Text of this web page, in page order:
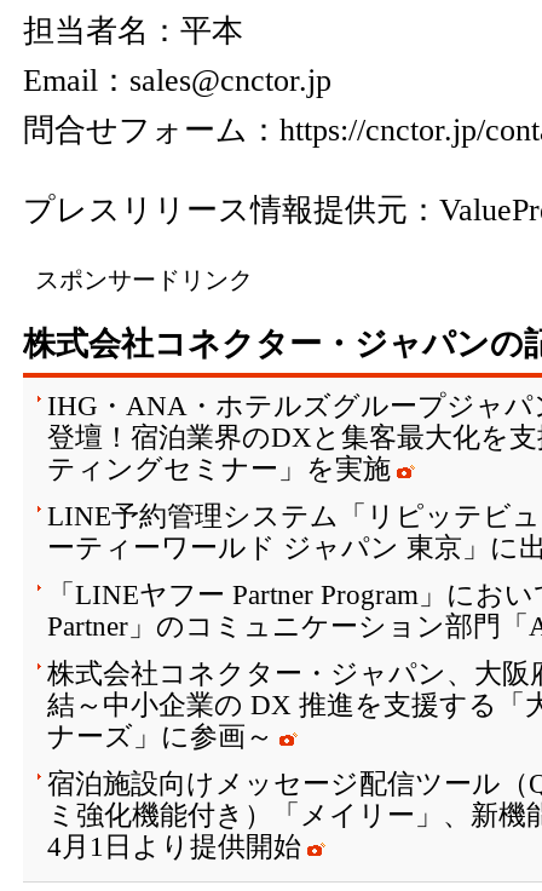
担当者名：平本
Email：sales@cnctor.jp
問合せフォーム： https://cnctor.jp/
プレスリリース情報提供元：
スポンサードリンク
株式会社コネクター・ジャパンの
IHG・ANA・ホテルズグループジャ
登壇！宿泊業界のDXと集客最大化を
ティングセミナー」を実施
LINE予約管理システム「リピッテビ
ーティーワールド ジャパン 東京」に
「LINEヤフー Partner Program」にお
Partner」のコミュニケーション部門「
株式会社コネクター・ジャパン、大阪
結～中小企業の DX 推進を支援する「
ナーズ」に参画～
宿泊施設向けメッセージ配信ツール（
ミ強化機能付き）「メイリー」、新機
4月1日より提供開始